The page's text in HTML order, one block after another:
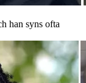
han syns ofta